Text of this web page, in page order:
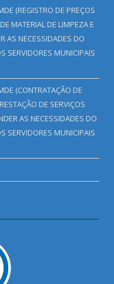
(REGISTRO DE PREÇOS
MATERIAL DE LIMPEZA E
AS NECESSIDADES DO
SERVIDORES MUNICIPAIS
(CONTRATAÇÃO DE
DE SERVIÇOS
AS NECESSIDADES DO
SERVIDORES MUNICIPAIS